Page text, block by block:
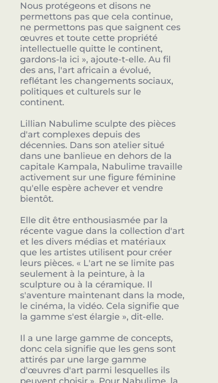
Nous protégeons et disons ne
permettons pas que cela continue,
ne permettons pas que saignent ces
œuvres et toute cette propriété
intellectuelle quitte le continent,
gardons-la ici », ajoute-t-elle. Au fil
des ans, l'art africain a évolué,
reflétant les changements sociaux,
politiques et culturels sur le
continent.
Lillian Nabulime sculpte des pièces
d'art complexes depuis des
décennies. Dans son atelier situé
dans une banlieue en dehors de la
capitale Kampala, Nabulime travaille
activement sur une figure féminine
qu'elle espère achever et vendre
bientôt.
Elle dit être enthousiasmée par la
récente vague dans la collection d'art
et les divers médias et matériaux
que les artistes utilisent pour créer
leurs pièces. « L'art ne se limite pas
seulement à la peinture, à la
sculpture ou à la céramique. Il
s'aventure maintenant dans la mode,
le cinéma, la vidéo. Cela signifie que
la gamme s'est élargie », dit-elle.
Il a une large gamme de concepts,
donc cela signifie que les gens sont
attirés par une large gamme
d'œuvres d'art parmi lesquelles ils